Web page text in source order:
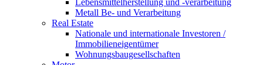
Lebensmittelherstellung und -verarbeitung
Metall Be- und Verarbeitung
Real Estate
Nationale und internationale Investoren /
Immobilieneigentümer
Wohnungsbaugesellschaften